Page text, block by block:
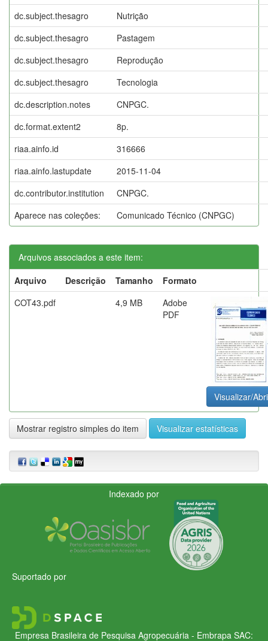
dc.subject.thesagro
Nutrição
dc.subject.thesagro
Pastagem
dc.subject.thesagro
Reprodução
dc.subject.thesagro
Tecnologia
dc.description.notes
CNPGC.
dc.format.extent2
8p.
riaa.ainfo.id
316666
riaa.ainfo.lastupdate
2015-11-04
dc.contributor.institution
CNPGC.
Aparece nas coleções:
Comunicado Técnico (CNPGC)
Arquivos associados a este item:
Arquivo
Descrição Tamanho
Formato
COT43.pdf
4,9 MB
Adobe
PDF
Visualizar/
Mostrar registro simples do item Visualizar estatísticas
Indexado por
Suportado por
Empresa Brasileira de Pesquisa Agropecuária - Embrapa SAC: